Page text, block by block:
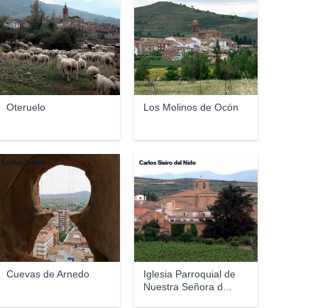
Oteruelo Los Molinos de Ocón
Cuevas de Arnedo
La Rioja Turismo
Iglesia Parroquial de
Nuestra Señora d...
Carlos Sieiro del Nido